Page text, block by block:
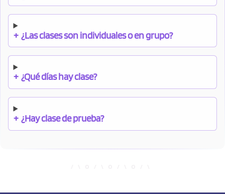
+ ¿Las clases son individuales o en grupo?
+ ¿Qué días hay clase?
+ ¿Hay clase de prueba?